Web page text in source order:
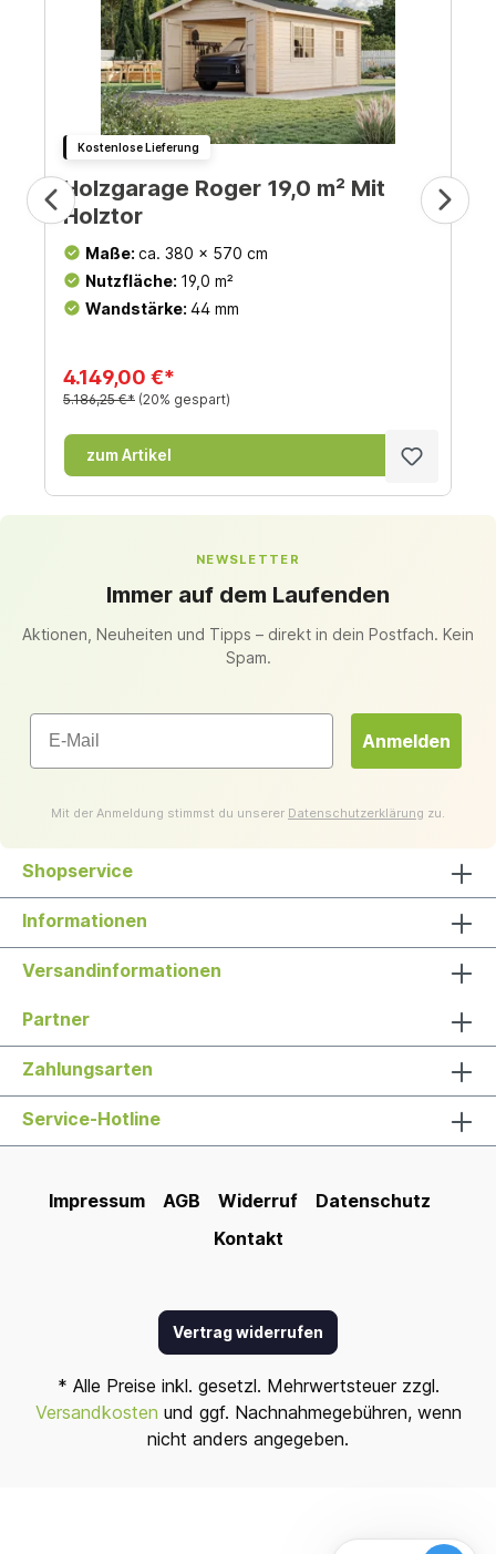
Kostenlose Lieferung
Holzgarage Roger 19,0 m² Mit
Holztor
Maße: ca. 380 x 570 cm
Nutzfläche: 19,0 m²
Wandstärke: 44 mm
4.149,00 €*
5.186,25 €* (20% gespart)
zum Artikel
NEWSLETTER
Immer auf dem Laufenden
Aktionen, Neuheiten und Tipps – direkt in dein Postfach. Kein
Spam.
Email
Anmelden
Mit der Anmeldung stimmst du unserer Datenschutzerklärung zu.
Shopservice
Informationen
Versandinformationen
Partner
Zahlungsarten
Service-Hotline
Impressum AGB Widerruf
Datenschutz
Kontakt
Vertrag widerrufen
* Alle Preise inkl. gesetzl. Mehrwertsteuer zzgl.
Versandkosten und ggf. Nachnahmegebühren, wenn
nicht anders angegeben.